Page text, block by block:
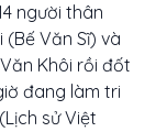
người thân
Văn Sĩ) và
Khôi rồi đốt
đang làm tri
sử Việt